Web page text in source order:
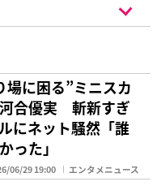
場に困る”ミニスカ
合優実 斬新すぎ
にネット騒然「誰
った」
06/29 19:00 エンタメニュース